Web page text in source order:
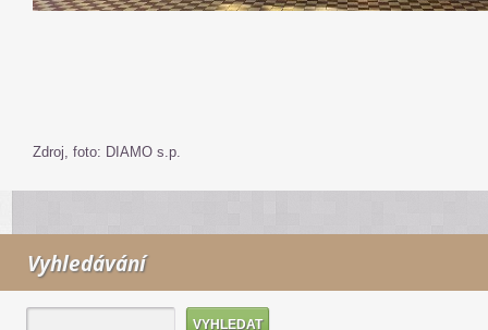
Zdroj, foto: DIAMO s.p.
Vyhledávání